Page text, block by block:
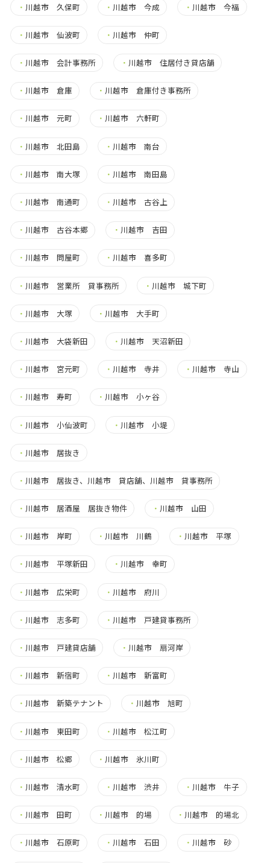
・ 川越市 久保町 ・ 川越市 今成 ・ 川越市 今福
・ 川越市 仙波町 ・ 川越市 仲町
・ 川越市 会計事務所 ・ 川越市 住居付き貸店舗
・ 川越市 倉庫 ・ 川越市 倉庫付き事務所
・ 川越市 元町 ・ 川越市 六軒町
・ 川越市 北田島 ・ 川越市 南台
・ 川越市 南大塚 ・ 川越市 南田島
・ 川越市 南通町 ・ 川越市 古谷上
・ 川越市 古谷本郷 ・ 川越市 吉田
・ 川越市 問屋町 ・ 川越市 喜多町
・ 川越市 営業所 貸事務所 ・ 川越市 城下町
・ 川越市 大塚 ・ 川越市 大手町
・ 川越市 大袋新田 ・ 川越市 天沼新田
・ 川越市 宮元町 ・ 川越市 寺井 ・ 川越市 寺山
・ 川越市 寿町 ・ 川越市 小ヶ谷
・ 川越市 小仙波町 ・ 川越市 小堤
・ 川越市 居抜き
・ 川越市 居抜き、川越市 貸店舗、川越市 貸事務所
・ 川越市 居酒屋 居抜き物件 ・ 川越市 山田
・ 川越市 岸町 ・ 川越市 川鶴 ・ 川越市 平塚
・ 川越市 平塚新田 ・ 川越市 幸町
・ 川越市 広栄町 ・ 川越市 府川
・ 川越市 志多町 ・ 川越市 戸建貸事務所
・ 川越市 戸建貸店舗 ・ 川越市 扇河岸
・ 川越市 新宿町 ・ 川越市 新富町
・ 川越市 新築テナント ・ 川越市 旭町
・ 川越市 東田町 ・ 川越市 松江町
・ 川越市 松郷 ・ 川越市 氷川町
・ 川越市 清水町 ・ 川越市 渋井 ・ 川越市 牛子
・ 川越市 田町 ・ 川越市 的場 ・ 川越市 的場北
・ 川越市 石原町 ・ 川越市 石田 ・ 川越市 砂